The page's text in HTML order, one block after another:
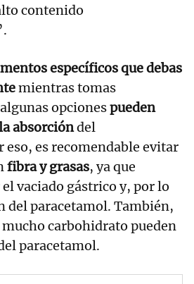
contenido
específicos que debas
mientras tomas
opcionespueden
absorcióndel
eso, es recomendable evitar
fibra y grasas, ya que
vaciado gástrico y, por lo
del paracetamol. También,
carbohidrato pueden
paracetamol.